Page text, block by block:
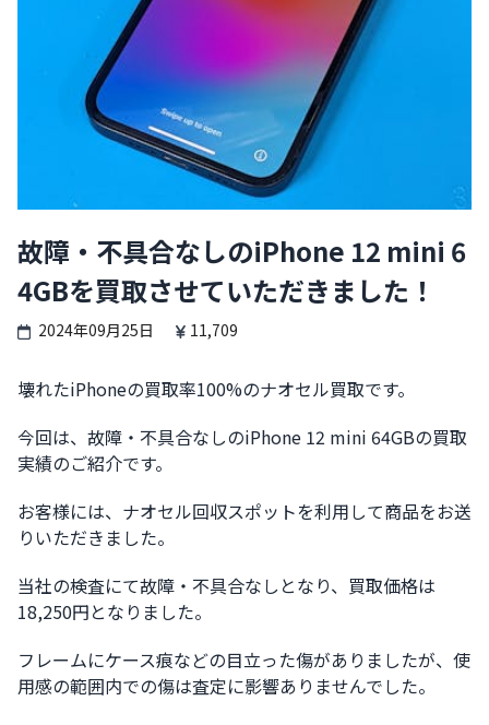
故障・不具合なしのiPhone 12 mini 6
4GBを買取させていただきました！
2024年09月25日 11,709
壊れたiPhoneの買取率100%のナオセル買取です。
今回は、故障・不具合なしのiPhone 12 mini 64GBの買取
実績のご紹介です。
お客様には、ナオセル回収スポットを利用して商品をお送
りいただきました。
当社の検査にて故障・不具合なしとなり、買取価格は
18,250円となりました。
フレームにケース痕などの目立った傷がありましたが、使
用感の範囲内での傷は査定に影響ありませんでした。